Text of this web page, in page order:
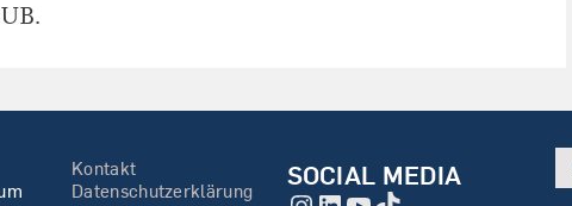
Kontakt
Datenschutzerklärung
SOCIAL MEDIA